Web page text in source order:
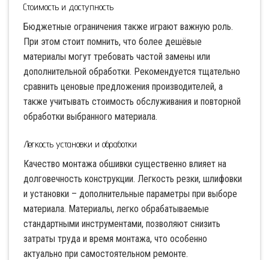
Стоимость и доступность
Бюджетные ограничения также играют важную роль.
При этом стоит помнить, что более дешёвые
материалы могут требовать частой замены или
дополнительной обработки. Рекомендуется тщательно
сравнить ценовые предложения производителей, а
также учитывать стоимость обслуживания и повторной
обработки выбранного материала.
Легкость установки и обработки
Качество монтажа обшивки существенно влияет на
долговечность конструкции. Легкость резки, шлифовки
и установки – дополнительные параметры при выборе
материала. Материалы, легко обрабатываемые
стандартными инструментами, позволяют снизить
затраты труда и время монтажа, что особенно
актуально при самостоятельном ремонте.